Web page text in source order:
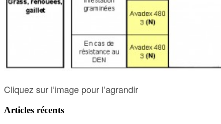
Cliquez sur l’image pour l’agrandir
Articles récents